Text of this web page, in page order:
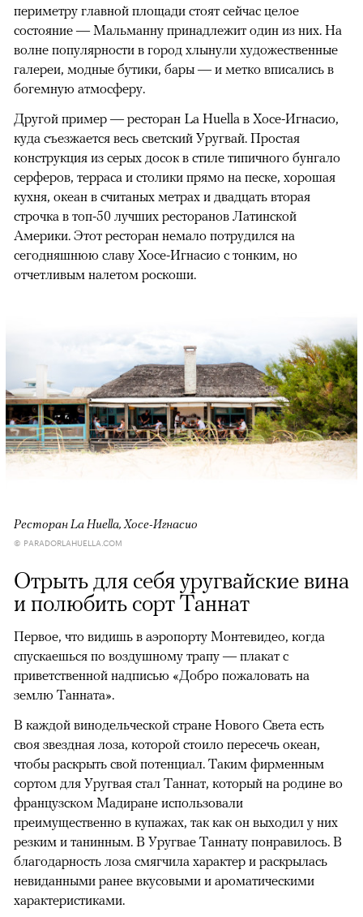
периметру главной площади стоят сейчас целое
состояние — Мальманну принадлежит один из них. На
волне популярности в город хлынули художественные
галереи, модные бутики, бары — и метко вписались в
богемную атмосферу.
Другой пример — ресторан La Huella в Хосе-Игнасио,
куда съезжается весь светский Уругвай. Простая
конструкция из серых досок в стиле типичного бунгало
серферов, терраса и столики прямо на песке, хорошая
кухня, океан в считаных метрах и двадцать вторая
строчка в топ-50 лучших ресторанов Латинской
Америки. Этот ресторан немало потрудился на
сегодняшнюю славу Хосе-Игнасио с тонким, но
отчетливым налетом роскоши.
Ресторан La Huella, Хосе-Игнасио
© PARADORLAHUELLA.COM
Отрыть для себя уругвайские вина
и полюбить сорт Таннат
Первое, что видишь в аэропорту Монтевидео, когда
спускаешься по воздушному трапу — плакат с
приветственной надписью «Добро пожаловать на
землю Танната».
В каждой винодельческой стране Нового Света есть
своя звездная лоза, которой стоило пересечь океан,
чтобы раскрыть свой потенциал. Таким фирменным
сортом для Уругвая стал Таннат, который на родине во
французском Мадиране использовали
преимущественно в купажах, так как он выходил у них
резким и танинным. В Уругвае Таннату понравилось. В
благодарность лоза смягчила характер и раскрылась
невиданными ранее вкусовыми и ароматическими
характеристиками.